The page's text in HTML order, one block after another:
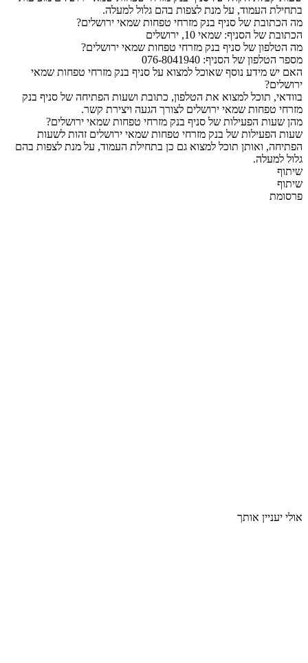
בתחילת העמוד, על מנת לצפות בהם גלול למעלה.
מה הכתובת של סניף בנק מזרחי טפחות שמאי ירושלים?
הכתובת של הסניף: שמאי 10, ירושלים
מה הטלפון של סניף בנק מזרחי טפחות שמאי ירושלים?
מספר הטלפון של הסניף: 076-8041940
האם יש מידע נוסף שאוכל למצוא על סניף בנק מזרחי טפחות שמאי
ירושלים?
בוודאי, תוכל למצוא את הטלפון, כתובת ושעות הפתיחה של סניף בנק
מזרחי טפחות שמאי ירושלים לצורך הגעה ויצירת קשר.
מהן שעות הפעילות של סניף בנק מזרחי טפחות שמאי ירושלים?
שעות הפעילות של בנק מזרחי טפחות שמאי ירושלים זהות לשעות
הפתיחה, ואותן תוכל למצוא גם כן בתחילת העמוד, על מנת לצפות בהם
גלול למעלה.
שיתוף
שיתוף
פרסומת
אולי יעניין אותך